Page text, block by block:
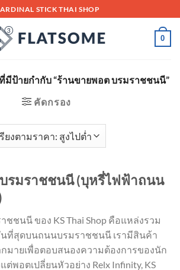
STICK THAI SHOP
0
มีป้ายกำกับ “ร้านขายพอต บรมราชชนนี”
คัดกรอง
รมราชชนนี (บุหรี่ไฟฟ้าถนน
ชนนี ของ KS Thai Shop คือแหล่งรวม
ที่สุดบนถนนบรมราชชนนี เรามีสินค้า
มายเพื่อตอบสนองความต้องการของนัก
พอตเปลี่ยนหัวอย่าง Relx Infinity, KS